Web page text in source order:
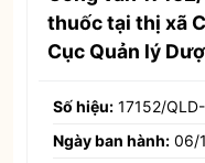
thuốc tại thị xã
Cục Quản lý
Số hiệu: 17152/
Ngày ban hành: 06/